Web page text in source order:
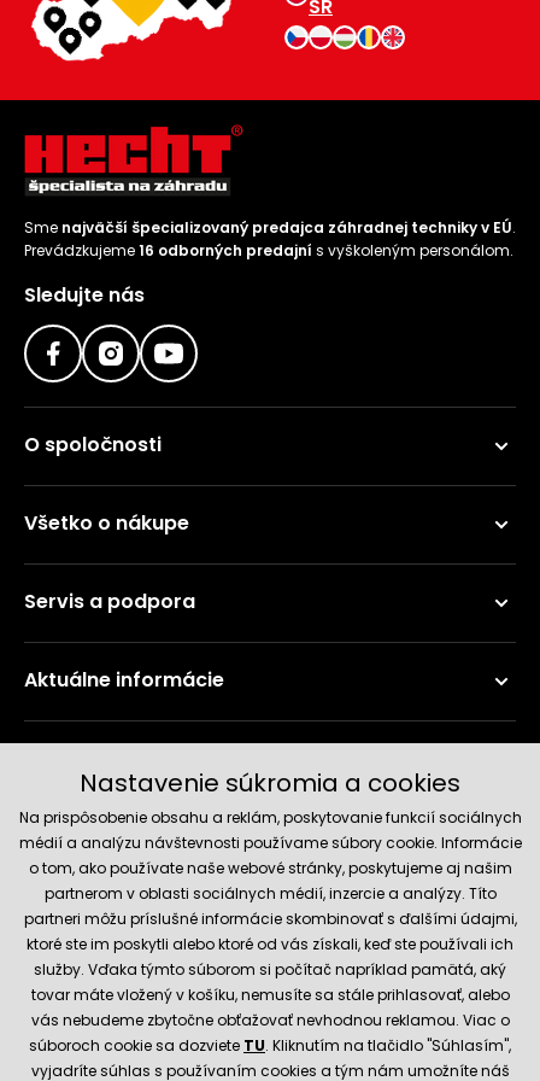
SR
Sme najväčší špecializovaný predajca záhradnej techniky v EÚ.
Prevádzkujeme16 odborných predajní s vyškoleným personálom.
Sledujte nás
O spoločnosti
Všetko o nákupe
Servis a podpora
Aktuálne informácie
Spoľahlivý obchod
Nastavenie súkromia a cookies
Na prispôsobenie obsahu a reklám, poskytovanie funkcií sociálnych
médií a analýzu návštevnosti používame súbory cookie. Informácie
o tom, ako používate naše webové stránky, poskytujeme aj našim
partnerom v oblasti sociálnych médií, inzercie a analýzy. Títo
partneri môžu príslušné informácie skombinovať s ďalšími údajmi,
ktoré ste im poskytli alebo ktoré od vás získali, keď ste používali ich
služby. Vďaka týmto súborom si počítač napríklad pamätá, aký
tovar máte vložený v košíku, nemusíte sa stále prihlasovať, alebo
vás nebudeme zbytočne obťažovať nevhodnou reklamou. Viac o
súboroch cookie sa dozviete TU. Kliknutím na tlačidlo "Súhlasím",
vyjadríte súhlas s používaním cookies a tým nám umožníte náš